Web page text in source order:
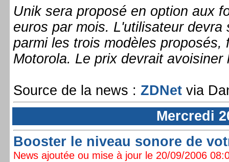
Unik sera proposé en option aux
euros par mois. L'utilisateur
parmi les trois modèles
Motorola. Le prix devrait avoisiner
Source de la news : ZDNet via
Mercredi
Booster le niveau sonore de
News ajoutée ou mise à jour le 20/09/2006